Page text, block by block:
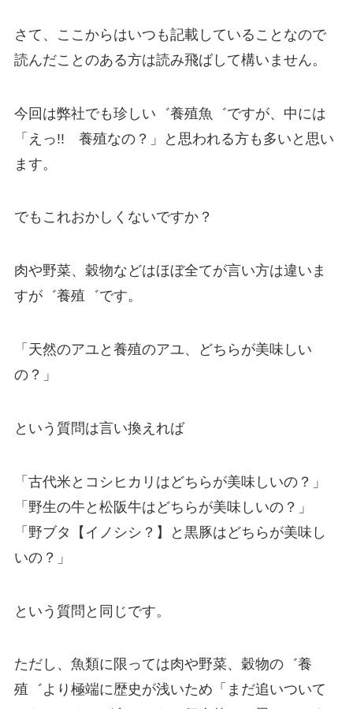
さて、ここからはいつも記載していることなので
読んだことのある方は読み飛ばして構いません。
今回は弊社でも珍しい゛養殖魚゛ですが、中には
「えっ!! 養殖なの？」と思われる方も多いと思い
ます。
でもこれおかしくないですか？
肉や野菜、穀物などはほぼ全てが言い方は違いま
すが゛養殖゛です。
「天然のアユと養殖のアユ、どちらが美味しい
の？」
という質問は言い換えれば
「古代米とコシヒカリはどちらが美味しいの？」
「野生の牛と松阪牛はどちらが美味しいの？」
「野ブタ【イノシシ？】と黒豚はどちらが美味し
いの？」
という質問と同じです。
ただし、魚類に限っては肉や野菜、穀物の゛養
殖゛より極端に歴史が浅いため「まだ追いついて